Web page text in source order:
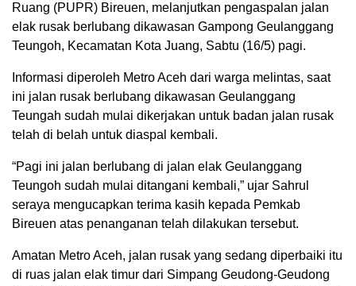
Ruang (PUPR) Bireuen, melanjutkan pengaspalan jalan
elak rusak berlubang dikawasan Gampong Geulanggang
Teungoh, Kecamatan Kota Juang, Sabtu (16/5) pagi.
Informasi diperoleh Metro Aceh dari warga melintas, saat
ini jalan rusak berlubang dikawasan Geulanggang
Teungah sudah mulai dikerjakan untuk badan jalan rusak
telah di belah untuk diaspal kembali.
“Pagi ini jalan berlubang di jalan elak Geulanggang
Teungoh sudah mulai ditangani kembali,” ujar Sahrul
seraya mengucapkan terima kasih kepada Pemkab
Bireuen atas penanganan telah dilakukan tersebut.
Amatan Metro Aceh, jalan rusak yang sedang diperbaiki itu
di ruas jalan elak timur dari Simpang Geudong-Geudong